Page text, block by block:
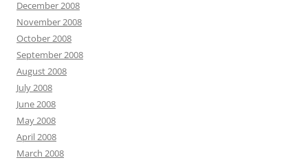
December 2008
November 2008
October 2008
September 2008
August 2008
July 2008
June 2008
May 2008
April 2008
March 2008